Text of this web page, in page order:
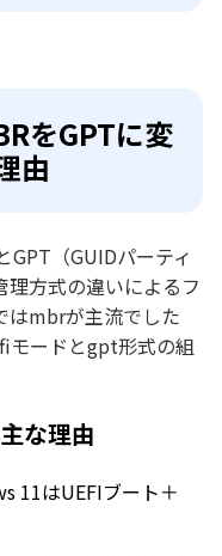
をGPTに変
由
GPT（GUIDパーティ
理方式の違いによるフ
はmbrが主流でした
モードとgpt形式の組
な理由
11はUEFIブート＋